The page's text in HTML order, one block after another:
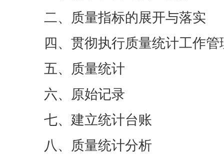
二、质量指标的展开与落实
四、贯彻执行质量统计工作管
五、质量统计
六、原始记录
七、建立统计台账
八、质量统计分析